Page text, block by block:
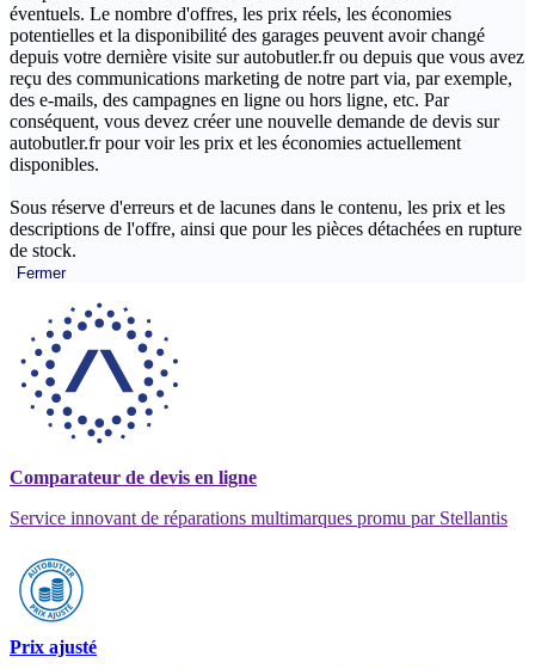
éventuels. Le nombre d'offres, les prix réels, les économies
potentielles et la disponibilité des garages peuvent avoir changé
depuis votre dernière visite sur autobutler.fr ou depuis que vous avez
reçu des communications marketing de notre part via, par exemple,
des e-mails, des campagnes en ligne ou hors ligne, etc. Par
conséquent, vous devez créer une nouvelle demande de devis sur
autobutler.fr pour voir les prix et les économies actuellement
disponibles.
Sous réserve d'erreurs et de lacunes dans le contenu, les prix et les
descriptions de l'offre, ainsi que pour les pièces détachées en rupture
de stock.
Fermer
Comparateur de devis en ligne
Service innovant de réparations multimarques promu par Stellantis
Prix ajusté